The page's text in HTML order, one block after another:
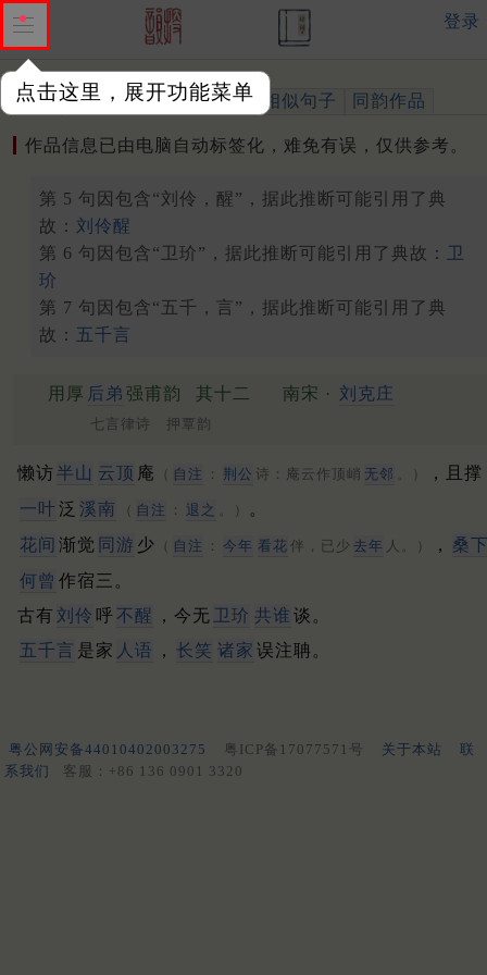
点击这里，展开功能菜单
登录
作品 标注四声 出处、引用 相似句子 同韵作品
作品信息已由电脑自动标签化，难免有误，仅供参考。
第 5 句因包含“刘伶，醒”，据此推断可能引用了典
故： 刘伶醒
第 6 句因包含“卫玠”，据此推断可能引用了典故： 卫
玠
第 7 句因包含“五千，言”，据此推断可能引用了典
故： 五千言
用厚 后弟 强甫韵 其十二 南宋 · 刘克庄
七言律诗 押覃韵
懒访半山 云顶 庵 （ 自注 ： 荆公 诗：庵云作顶峭 无邻 。）
，且撑
一叶泛 溪南 （ 自注 ： 退之 。）
。
花间 渐觉 同游 少 （ 自注 ： 今年 看花 伴，已少 去年 人。） ，
桑
何曾 作宿三。
古有 刘伶 呼 不醒 ，今无 卫玠 共谁 谈。
五千言 是家 人语 ， 长笑 诸家 误注聃。
粤公网安备44010402003275 粤ICP备17077571号 关于本站
联
系我们
客服：+86 136 0901 3320